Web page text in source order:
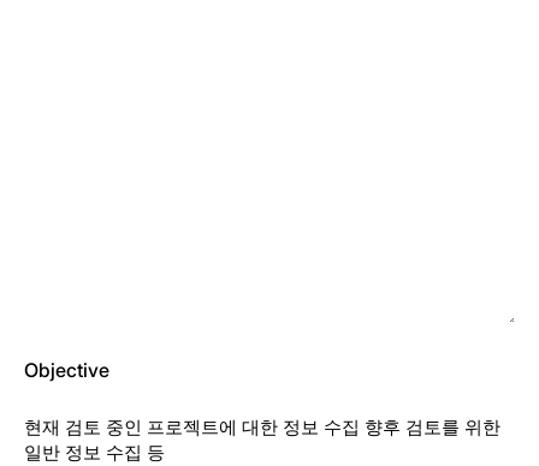
Objective
현재 검토 중인 프로젝트에 대한 정보 수집 향후 검토를 위한
일반 정보 수집 등